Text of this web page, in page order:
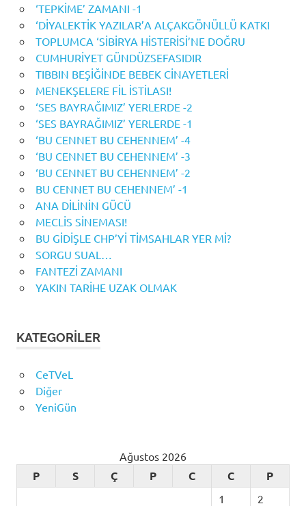
‘TEPKİME’ ZAMANI -1
‘DİYALEKTİK YAZILAR’A ALÇAKGÖNÜLLÜ KATKI
TOPLUMCA ‘SİBİRYA HİSTERİSİ’NE DOĞRU
CUMHURİYET GÜNDÜZSEFASIDIR
TIBBIN BEŞİĞİNDE BEBEK CİNAYETLERİ
MENEKŞELERE FİL İSTİLASI!
‘SES BAYRAĞIMIZ’ YERLERDE -2
‘SES BAYRAĞIMIZ’ YERLERDE -1
‘BU CENNET BU CEHENNEM’ -4
‘BU CENNET BU CEHENNEM’ -3
‘BU CENNET BU CEHENNEM’ -2
BU CENNET BU CEHENNEM’ -1
ANA DİLİNİN GÜCÜ
MECLİS SİNEMASI!
BU GİDİŞLE CHP’Yİ TİMSAHLAR YER Mİ?
SORGU SUAL…
FANTEZİ ZAMANI
YAKIN TARİHE UZAK OLMAK
KATEGORILER
CeTVeL
Diğer
YeniGün
Ağustos 2026
P S Ç P C C P
1
2